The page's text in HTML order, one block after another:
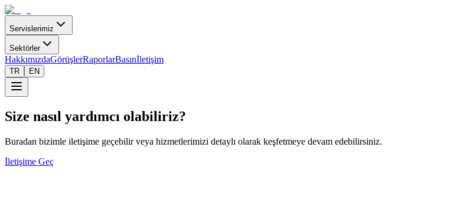
Servislerimiz
Sektörler
HakkımızdaGörüşlerRaporlarBasınİletişim
TR EN
Size nasıl yardımcı olabiliriz?
Buradan bizimle iletişime geçebilir veya hizmetlerimizi detaylı olarak keşfetmeye devam edebilirsiniz.
İletişime Geç